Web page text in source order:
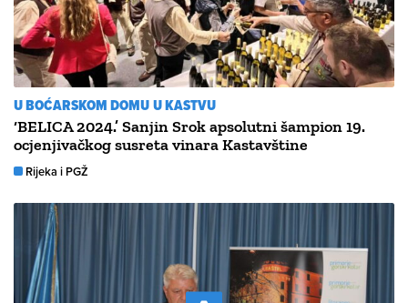
U BOĆARSKOM DOMU U KASTVU
‘BELICA 2024.’ Sanjin Srok apsolutni šampion 19.
ocjenjivačkog susreta vinara Kastavštine
Rijeka i PGŽ